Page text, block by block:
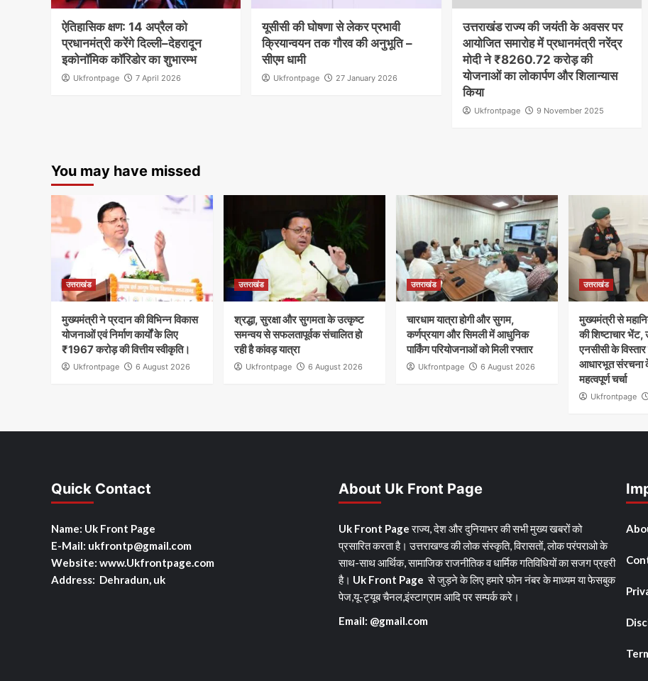
ऐतिहासिक क्षण: 14 अप्रैल को
प्रधानमंत्री करेंगे दिल्ली–देहरादून
इकोनॉमिक कॉरिडोर का शुभारम्भ
Ukfrontpage 7 April 2026
यूसीसी की घोषणा से लेकर प्रभावी
क्रियान्वयन तक गौरव की अनुभूति –
सीएम धामी
Ukfrontpage 27 January 2026
उत्तराखंड राज्य की जयंती के अवसर पर
आयोजित समारोह में प्रधानमंत्री नरेंद्र
मोदी ने ₹8260.72 करोड़ की
योजनाओं का लोकार्पण और शिलान्यास
किया
Ukfrontpage 9 November 2025
You may have missed
उत्तराखंड
मुख्यमंत्री ने प्रदान की विभिन्न विकास
योजनाओं एवं निर्माण कार्यों के लिए
₹1967 करोड़ की वित्तीय स्वीकृति।
Ukfrontpage 6 August 2026
उत्तराखंड
श्रद्धा, सुरक्षा और सुगमता के उत्कृष्ट
समन्वय से सफलतापूर्वक संचालित हो
रही है कांवड़ यात्रा
Ukfrontpage 6 August 2026
उत्तराखंड
चारधाम यात्रा होगी और सुगम,
कर्णप्रयाग और सिमली में आधुनिक
पार्किंग परियोजनाओं को मिली रफ्तार
Ukfrontpage 6 August 2026
उत्तराखंड
मुख्यमंत्री से
की शिष्टाचार भेंट,
एनसीसी के
आधारभूत संरचना
महत्वपूर्ण चर्चा
Ukfrontpage
Quick Contact
Name: Uk Front Page
E-Mail: ukfrontp@gmail.com
Website: www.Ukfrontpage.com
Address: Dehradun, uk
About Uk Front Page
Uk Front Pageराज्य, देश और दुनियाभर की सभी मुख्य खबरों को
प्रसारित करता है। उत्तराखण्ड की लोक संस्कृति, विरासतों, लोक परंपराओ के
साथ-साथ आर्थिक, सामाजिक राजनीतिक व धार्मिक गतिविधियों का सजग प्रहरी
है। Uk Front Page से जुड़ने के लिए हमारे फोन नंबर के माध्यम या फेसबुक
पेज,यू-ट्यूब चैनल,इंस्टाग्राम आदि पर सम्पर्क करे।
Email: @gmail.com